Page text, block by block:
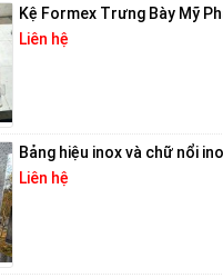
Kệ Formex Trưng Bày Mỹ
Liên hệ
Bảng hiệu inox và chữ nổi
Liên hệ